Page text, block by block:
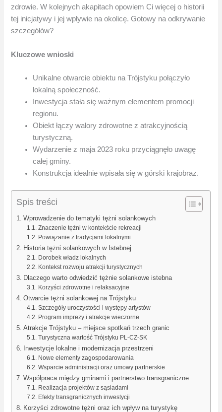
zdrowie. W kolejnych akapitach opowiem Ci więcej o historii
tej inicjatywy i jej wpływie na okolicę. Gotowy na odkrywanie
szczegółów?
Kluczowe wnioski
Unikalne otwarcie obiektu na Trójstyku połączyło
lokalną społeczność.
Inwestycja stała się ważnym elementem promocji
regionu.
Obiekt łączy walory zdrowotne z atrakcyjnością
turystyczną.
Wydarzenie z maja 2023 roku przyciągnęło uwagę
całej gminy.
Konstrukcja idealnie wpisała się w górski krajobraz.
Spis treści
Wprowadzenie do tematyki tężni solankowych
Znaczenie tężni w kontekście rekreacji
Powiązanie z tradycjami lokalnymi
Historia tężni solankowych w Istebnej
Dorobek władz lokalnych
Kontekst rozwoju atrakcji turystycznych
Dlaczego warto odwiedzić tężnie solankowe istebna
Korzyści zdrowotne i relaksacyjne
Otwarcie tężni solankowej na Trójstyku
Szczegóły uroczystości i występy artystów
Program imprezy i atrakcje wieczorne
Atrakcje Trójstyku – miejsce spotkań trzech granic
Turystyczna wartość Trójstyku PL-CZ-SK
Inwestycje lokalne i modernizacja przestrzeni
Nowe elementy zagospodarowania
Wsparcie administracji oraz umowy partnerskie
Współpraca między gminami i partnerstwo transgraniczne
Realizacja projektów z sąsiadami
Efekty transgranicznych inwestycji
Korzyści zdrowotne tężni oraz ich wpływ na turystykę